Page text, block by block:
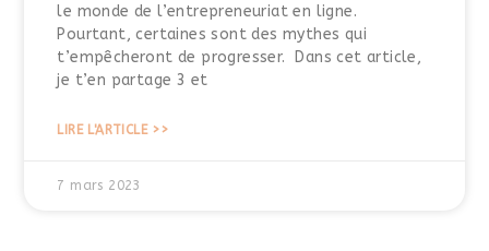
le monde de l’entrepreneuriat en ligne.
Pourtant, certaines sont des mythes qui
t’empêcheront de progresser. Dans cet article,
je t’en partage 3 et
LIRE L'ARTICLE >>
7 mars 2023